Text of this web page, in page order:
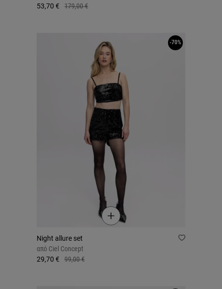
53,70 €
179,00 €
Night allure set
από Ciel Concept
29,70 €
99,00 €
-70%